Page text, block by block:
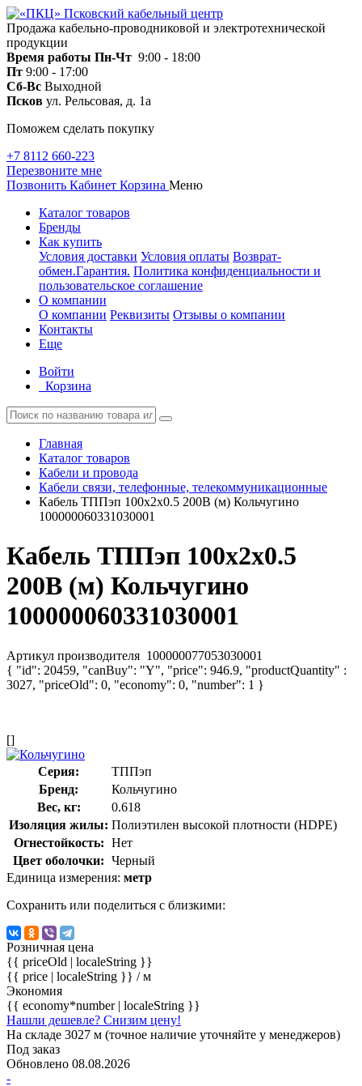
Продажа кабельно-проводниковой и электротехнической
продукции
Время работы Пн-Чт 9:00 - 18:00
Пт 9:00 - 17:00
Сб-Вс Выходной
Псков ул. Рельсовая, д. 1а
Поможем сделать покупку
+7 8112 660-223
Перезвоните мне
Позвонить Кабинет Корзина Меню
Каталог товаров
Бренды
Как купить
Условия доставки Условия оплаты Возврат-
обмен.Гарантия. Политика конфиденциальности и
пользовательское соглашение
О компании
О компании Реквизиты Отзывы о компании
Контакты
Еще
Войти
Корзина
Главная
Каталог товаров
Кабели и провода
Кабели связи, телефонные, телекоммуникационные
Кабель ТППэп 100х2х0.5 200В (м) Кольчугино
100000060331030001
Кабель ТППэп 100х2х0.5
200В (м) Кольчугино
100000060331030001
Артикул производителя 100000077053030001
{ "id": 20459, "canBuy": "Y", "price": 946.9, "productQuantity" :
3027, "priceOld": 0, "economy": 0, "number": 1 }
[]
Серия:
ТППэп
Бренд:
Кольчугино
Вес, кг:
0.618
Изоляция жилы: Полиэтилен высокой плотности (HDPE)
Огнестойкость: Нет
Цвет оболочки: Черный
Единица измерения: метр
Сохранить или поделиться с близкими:
Розничная цена
{{ priceOld | localeString }}
{{ price | localeString }} / м
Экономия
{{ economy*number | localeString }}
Нашли дешевле? Снизим цену!
На складе 3027 м (точное наличие уточняйте у менеджеров)
Под заказ
Обновлено 08.08.2026
-